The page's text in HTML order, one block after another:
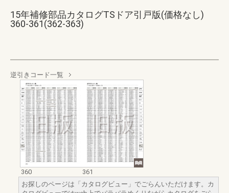
15年補修部品カタログTSドア引戸版(価格なし)
360-361(362-363)
逆引きコード一覧
360
361
お探しのページは「カタログビュー」でごらんいただけます。カ